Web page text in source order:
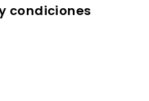
condiciones